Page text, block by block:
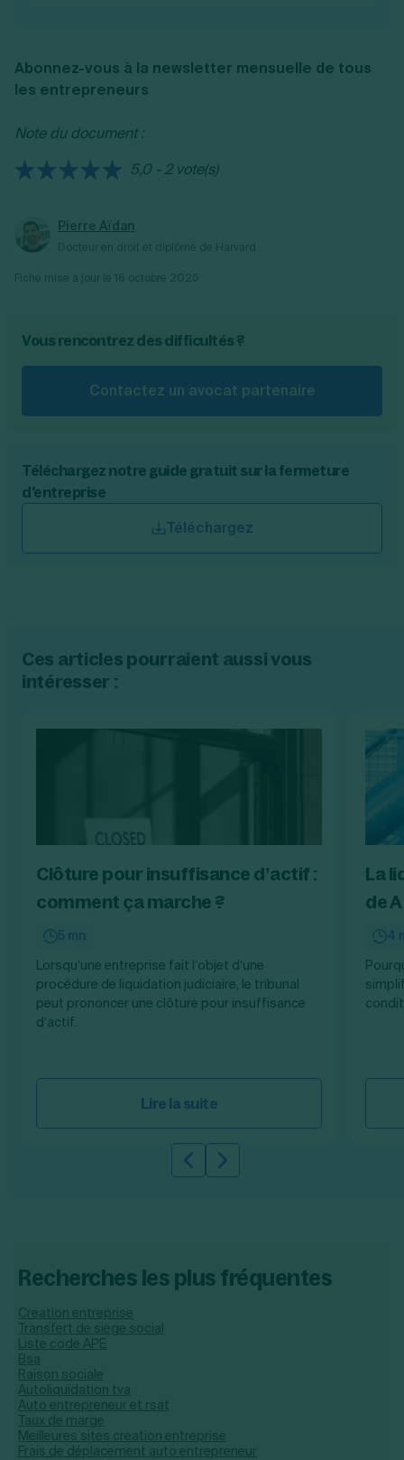
automatiquement la fermeture de
l’entreprise, ce qui n’est pas le cas du dépôt
pour rembourser ses dettes. C’est aussi une
façon de repartir sur de nouvelles bases,
Abonnez-vous à la newsletter mensuelle de tous
les entrepreneurs
Note du document :
5,0 - 2 vote(s)
Pierre Aïdan
Vous rencontrez des difficultés ?
Contactez un avocat partenaire
Téléchargez notre guide gratuit sur la fermeture
d'entreprise
Téléchargez
Ces articles pourraient aussi vous
intéresser :
Clôture pour insuffisance d’actif :
comment ça marche ?
5 mn
Lorsqu’une entreprise fait l’objet d’une
procédure de liquidation judiciaire, le tribunal
peut prononcer une clôture pour insuffisance
d’actif.
Lire la suite
La
de
4
Slide précédente
Slide suivante
Recherches les plus fréquentes
Creation entreprise
Transfert de siège social
Liste code APE
Bsa
Raison sociale
Autoliquidation tva
Auto entrepreneur et rsat
Taux de marge
Meilleures sites creation entreprise
Frais de déplacement auto entrepreneur